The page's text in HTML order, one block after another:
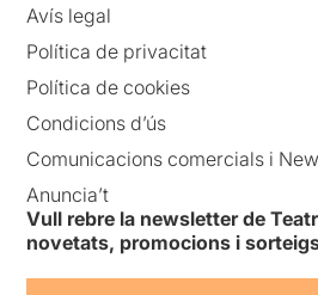
Avís legal
Política de privacitat
Política de cookies
Condicions d’ús
Comunicacions comercials i
Anuncia’t
Vull rebre la newsletter de
novetats, promocions i